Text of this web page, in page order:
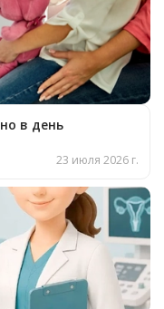
в день
23 июля 2026 г.